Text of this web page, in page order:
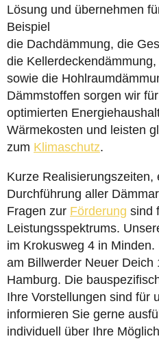
Lösung und übernehmen
Beispiel
die Dachdämmung, die
die
sowie die
Dämmstoffen sorgen wir
optimierten
Wärmekosten und leisten
zum Klimaschutz.
Kurze Realisierungszeiten,
Durchführung aller
Fragen zur Förderung sind
Leistungsspektrums.
im Krokusweg 4 in
am Billwerder Neuer Deich
Hamburg. Die
Ihre Vorstellungen sind für
informieren Sie gerne
individuell über Ihre